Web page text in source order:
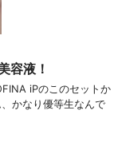
容液！
iPのこのセットか
かなり優等生なんで